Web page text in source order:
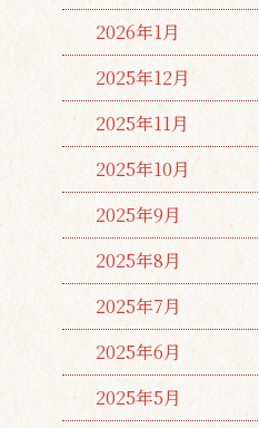
2026年1月
2025年12月
2025年11月
2025年10月
2025年9月
2025年8月
2025年7月
2025年6月
2025年5月